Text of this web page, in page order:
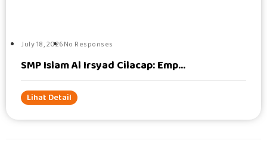
July 18, 2026No Responses
SMP Islam Al Irsyad Cilacap: Emp...
Lihat Detail